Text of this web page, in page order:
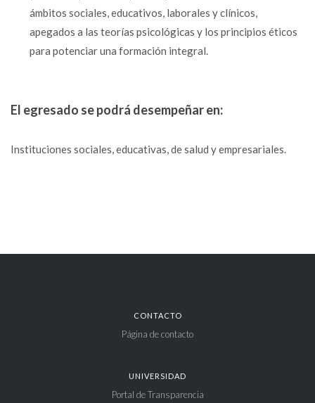
ámbitos sociales, educativos, laborales y clínicos,
apegados a las teorías psicológicas y los principios éticos
para potenciar una formación integral.
El egresado se podrá desempeñar en:
Instituciones sociales, educativas, de salud y empresariales.
CONTACTO
Página de contacto
UNIVERSIDAD
Portal de Transparencia